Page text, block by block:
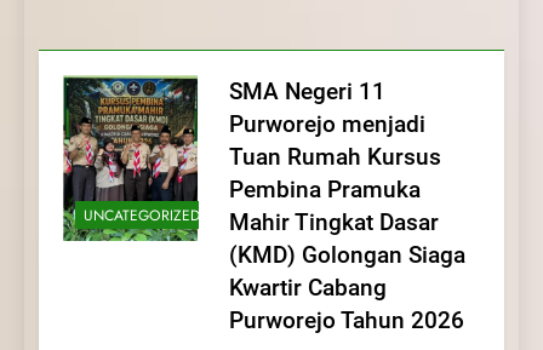
dan Pengabdian Generasi
Pramuka
Pramuka
Kepedulian
UNCATEGORIZED
SMA Negeri 11
Purworejo menjadi
Tuan Rumah Kursus
Pembina Pramuka
Mahir Tingkat Dasar
(KMD) Golongan Siaga
Kwartir Cabang
Purworejo Tahun 2026